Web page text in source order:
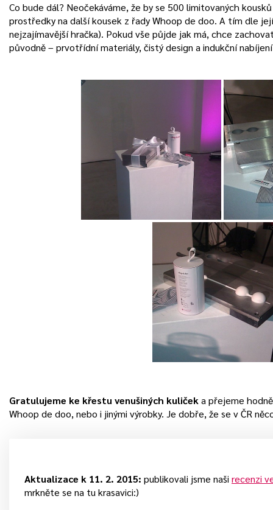
Co bude dál? Neočekáváme, že by se 500 limitovaných
prostředky na další kousek z řady Whoop de doo. A tím dle
nejzajímavější hračka). Pokud vše půjde jak má, chce
původně – prvotřídní materiály, čistý design a indukční
Gratulujeme ke křestu venušiných kuliček a přejeme
Whoop de doo, nebo i jinými výrobky. Je dobře, že se v ČR
Aktualizace k 11. 2. 2015: publikovali jsme naši recenzi
mrkněte se na tu krasavici:)